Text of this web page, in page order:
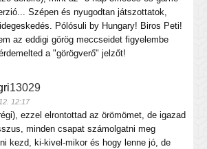
Szépen és nyugodtan játszottatok,
Pólósuli by Hungary! Biros Peti!
az eddigi görög meccseidet figyelembe
a "görögverő" jelzőt!
13029
12:17
ezzel elrontottad az örömömet, de igazad
minden csapat számolgatni meg
kezd, ki-kivel-mikor és hogy lenne jó, de